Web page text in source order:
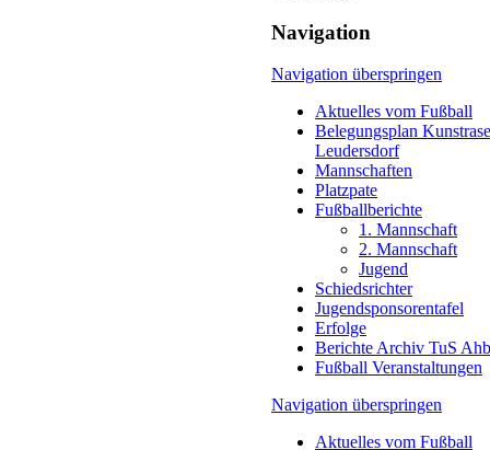
Navigation
Navigation überspringen
Aktuelles vom Fußball
Belegungsplan
Leudersdorf
Mannschaften
Platzpate
Fußballberichte
1. Mannschaft
2. Mannschaft
Jugend
Schiedsrichter
Jugendsponsorentafel
Erfolge
Berichte Archiv TuS
Fußball Veranstaltungen
Navigation überspringen
Aktuelles vom Fußball